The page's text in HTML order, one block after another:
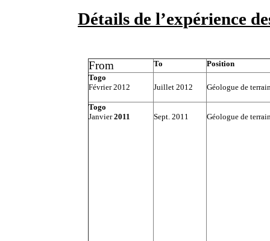
Détails de l’expérience
From To
Position
Togo
Février 2012
Juillet 2012 Géologue de
Togo
Janvier2011 Sept. 2011 Géologue de